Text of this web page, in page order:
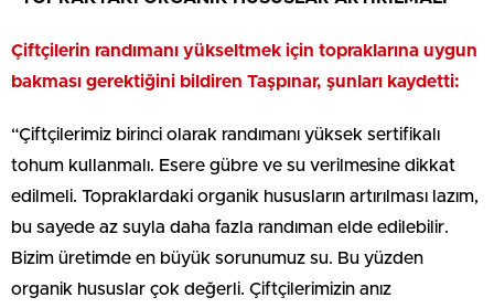
Çiftçilerin randımanı yükseltmek için topraklarına uygun
bakması gerektiğini bildiren Taşpınar, şunları kaydetti:
“Çiftçilerimiz birinci olarak randımanı yüksek sertifikalı
tohum kullanmalı. Esere gübre ve su verilmesine dikkat
edilmeli. Topraklardaki organik hususların artırılması lazım,
bu sayede az suyla daha fazla randıman elde edilebilir.
Bizim üretimde en büyük sorunumuz su. Bu yüzden
organik hususlar çok değerli. Çiftçilerimizin anız